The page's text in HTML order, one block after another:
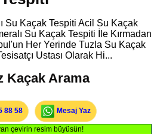
Su Kaçak Tespiti Acil Su Kaçak
Su Kaçak Tespiti İle Kırmadan
Her Yerinde Tuzla Su Kaçak
Ustası Olarak Hi...
Kaçak Arama
88 58 Mesaj Yaz
çevirin resim büyüsün!